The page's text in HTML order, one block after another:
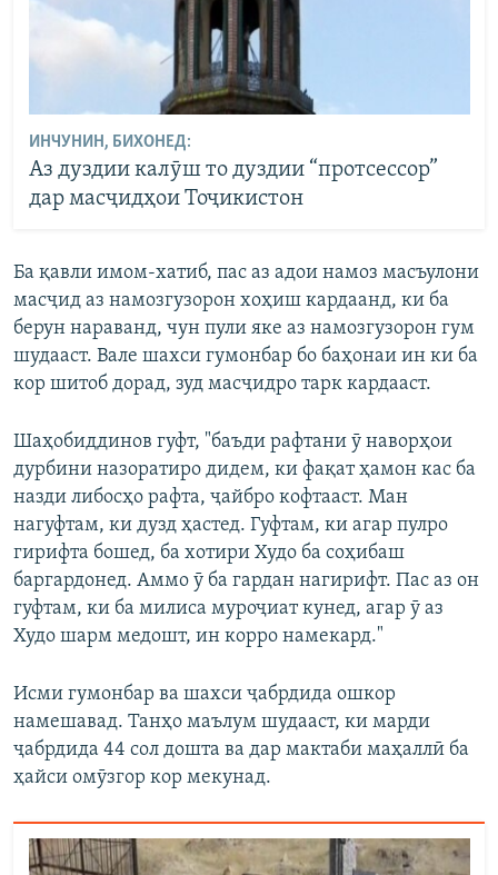
ИНЧУНИН, БИХОНЕД:
Аз дуздии калӯш то дуздии “протсессор”
дар масҷидҳои Тоҷикистон
Ба қавли имом-хатиб, пас аз адои намоз масъулони
масҷид аз намозгузорон хоҳиш кардаанд, ки ба
берун нараванд, чун пули яке аз намозгузорон гум
шудааст. Вале шахси гумонбар бо баҳонаи ин ки ба
кор шитоб дорад, зуд масҷидро тарк кардааст.
Шаҳобиддинов гуфт, "баъди рафтани ӯ наворҳои
дурбини назоратиро дидем, ки фақат ҳамон кас ба
назди либосҳо рафта, ҷайбро кофтааст. Ман
нагуфтам, ки дузд ҳастед. Гуфтам, ки агар пулро
гирифта бошед, ба хотири Худо ба соҳибаш
баргардонед. Аммо ӯ ба гардан нагирифт. Пас аз он
гуфтам, ки ба милиса муроҷиат кунед, агар ӯ аз
Худо шарм медошт, ин корро намекард."
Исми гумонбар ва шахси ҷабрдида ошкор
намешавад. Танҳо маълум шудааст, ки марди
ҷабрдида 44 сол дошта ва дар мактаби маҳаллӣ ба
ҳайси омӯзгор кор мекунад.